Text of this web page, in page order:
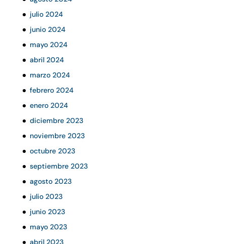
julio 2024
junio 2024
mayo 2024
abril 2024
marzo 2024
febrero 2024
enero 2024
diciembre 2023
noviembre 2023
octubre 2023
septiembre 2023
agosto 2023
julio 2023
junio 2023
mayo 2023
abril 2023